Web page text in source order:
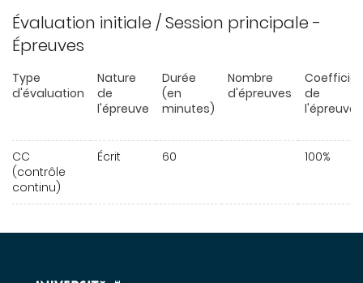
Évaluation initiale / Session principale -
Épreuves
Type
d'évaluation
Nature
de
l'épreuve
Durée
(en
minutes)
Nombre
d'épreuves
de
l'épreuve
CC
(contrôle
continu)
Écrit 60 100%